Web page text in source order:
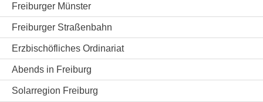
Freiburger Münster
Freiburger Straßenbahn
Erzbischöfliches Ordinariat
Abends in Freiburg
Solarregion Freiburg